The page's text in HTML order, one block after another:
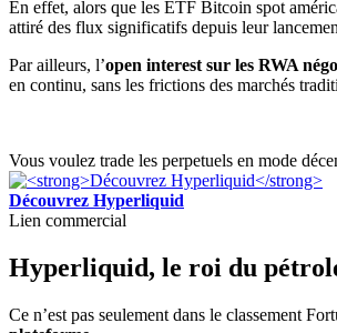
En effet, alors que les ETF Bitcoin spot
attiré des flux significatifs depuis leur
Par ailleurs, l’open interest sur les RWA
en continu, sans les frictions des marchés
Vous voulez trade les perpetuels en mode
Découvrez Hyperliquid
Lien commercial
Hyperliquid, le roi du
Ce n’est pas seulement dans le classement